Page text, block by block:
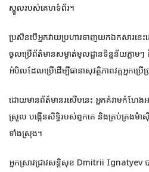
ស្នូលរបស់គេហទំព័រ។
ប្រសិនបើអ្នកវាយប្រហារទាញយកឯកសារន
ចូលប្រើព័ត៌មានសម្ងាត់មូលដ្ឋានទិន្នន័យភ្លាម
អំបិលដែលប្រើដើម្បីធានាសុវត្ថិភាពវគ្គអ្នកប្រើ
ដោយមានព័ត៌មានរសើបនេះ អ្នកគំរាមកំហែង
ស្រួល បង្កើនសិទ្ធិរបស់ពួកគេ និងគ្រប់គ្រងម៉
ទាំងស្រុង។
អ្នកស្រាវជ្រាវសន្តិសុខ Dmitrii